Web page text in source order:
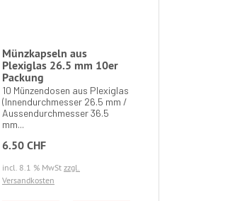
Münzkapseln aus
Plexiglas 26.5 mm 10er
Packung
10 Münzendosen aus Plexiglas
(Innendurchmesser 26.5 mm /
Aussendurchmesser 36.5
mm...
6.50 CHF
incl. 8.1 % MwSt zzgl.
Versandkosten